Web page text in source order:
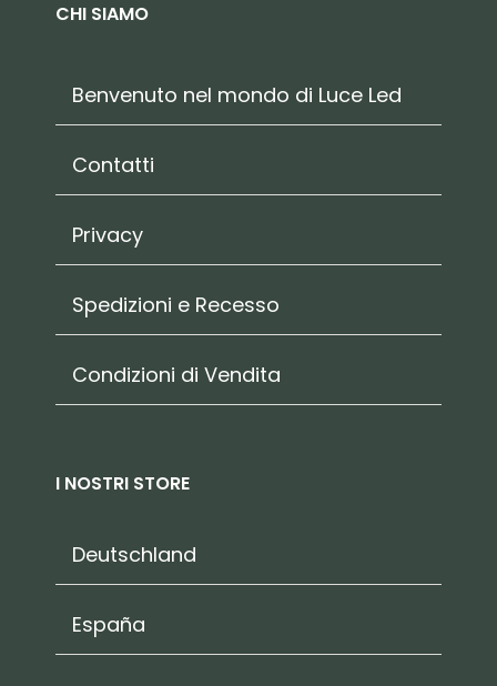
CHI SIAMO
Benvenuto nel mondo di Luce Led
Contatti
Privacy
Spedizioni e Recesso
Condizioni di Vendita
I NOSTRI STORE
Deutschland
España